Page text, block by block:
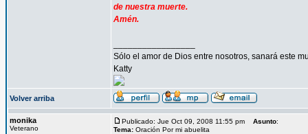
de nuestra muerte.
Amén.
Sólo el amor de Dios entre nosotros, sanará este
Katty
Volver arriba
monika
Veterano
Publicado: Jue Oct 09, 2008 11:55 pm Asunto:
Tema: Oración Por mi abuelita